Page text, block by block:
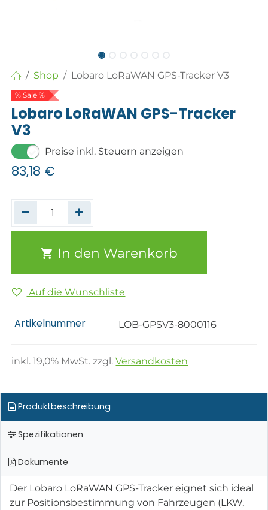
Shop Lobaro LoRaWAN GPS-Tracker V3
% Sale %
Lobaro LoRaWAN GPS-Tracker
V3
Preise inkl. Steuern anzeigen
83,18 €
In den Warenkorb
Auf die Wunschliste
Artikelnummer LOB-GPSV3-8000116
inkl.19,0% MwSt. zzgl.Versandkosten
Produktbeschreibung
Spezifikationen
Dokumente
Der Lobaro LoRaWAN GPS-Tracker eignet sich ideal
zur Positionsbestimmung von Fahrzeugen (LKW,